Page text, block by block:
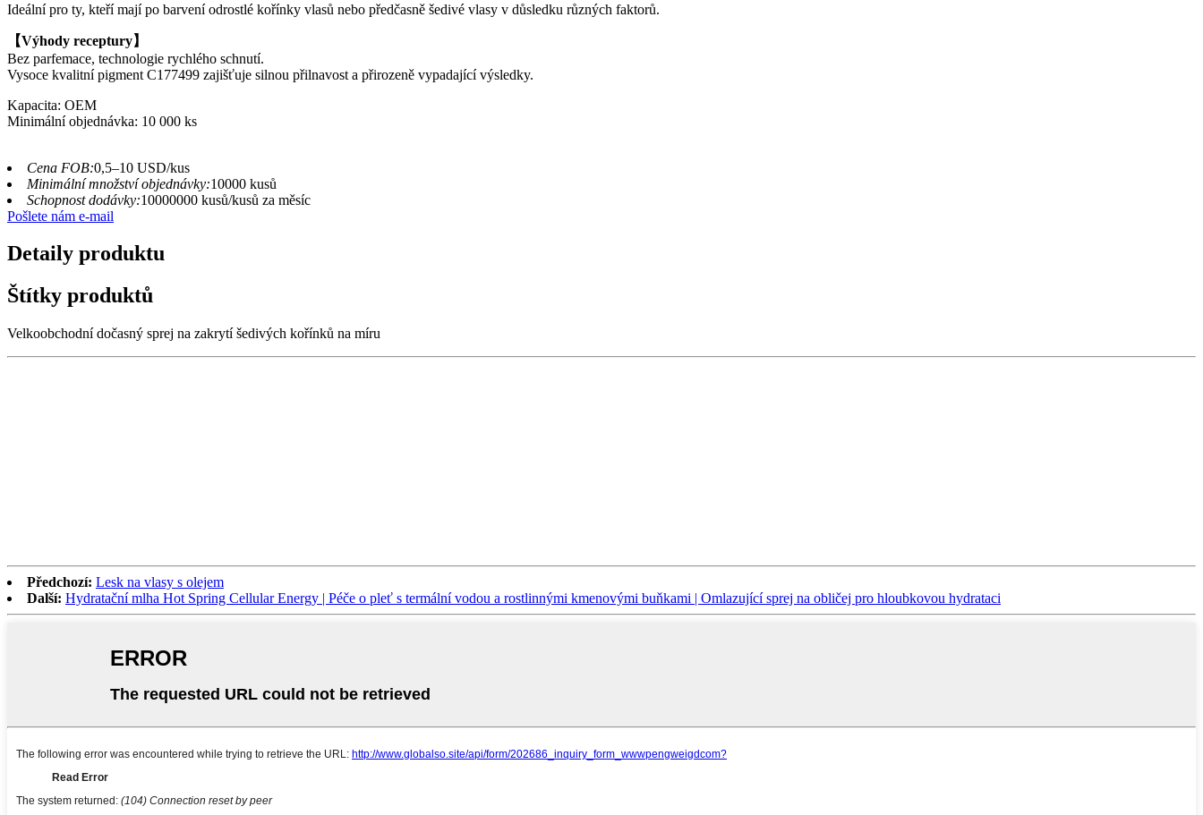
Ideální pro ty, kteří mají po barvení odrostlé kořínky vlasů nebo předčasně šedivé vlasy v důsledku různých faktorů.
【Výhody receptury】
Bez parfemace, technologie rychlého schnutí.
Vysoce kvalitní pigment C177499 zajišťuje silnou přilnavost a přirozeně vypadající výsledky.
Kapacita: OEM
Minimální objednávka: 10 000 ks
Cena FOB:0,5–10 USD/kus
Minimální množství objednávky:10000 kusů
Schopnost dodávky:10000000 kusů/kusů za měsíc
Pošlete nám e-mail
Detaily produktu
Štítky produktů
Velkoobchodní dočasný sprej na zakrytí šedivých kořínků na míru
Předchozí: Lesk na vlasy s olejem
Další: Hydratační mlha Hot Spring Cellular Energy | Péče o pleť s termální vodou a rostlinnými kmenovými buňkami | Omlazující sprej na obličej pro hloubkovou hydrataci